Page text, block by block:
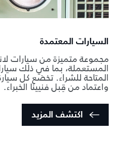
السيارات المعتمدة
مجموعة متميزة من سيارات
المستعملة، بما في ذلك
المتاحة للشراء. تخضع كل
واعتماد من قِبل فنيينا الخبراء.
اكتشف المزيد